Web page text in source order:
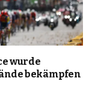
wurde
bekämpfen